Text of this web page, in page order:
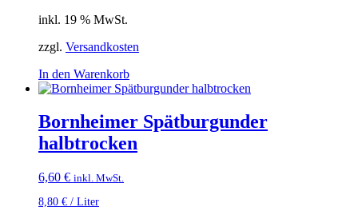
inkl. 19 % MwSt.
zzgl. Versandkosten
In den Warenkorb
Bornheimer Spätburgunder
halbtrocken
6,60 € inkl. MwSt.
8,80 € / Liter